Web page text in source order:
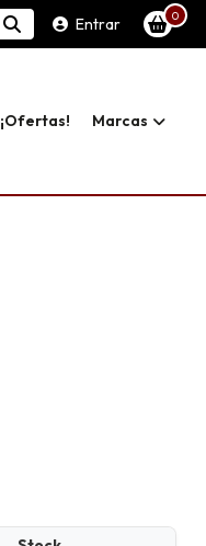
Entrar 0
¡ofertas! Marcas